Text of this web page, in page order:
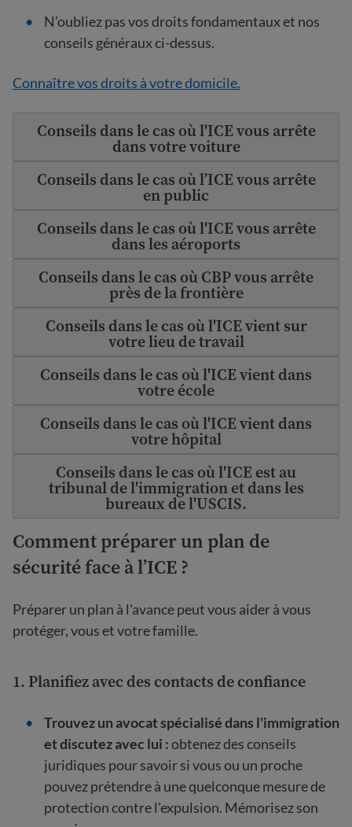
N’oubliez pas vos droits fondamentaux et nos
conseils généraux ci-dessus.
Connaître vos droits à votre domicile.
Conseils dans le cas où l'ICE vous arrête
dans votre voiture
Conseils dans le cas où l’ICE vous arrête
en public
Conseils dans le cas où l'ICE vous arrête
dans les aéroports
Conseils dans le cas où CBP vous arrête
près de la frontière
Conseils dans le cas où l'ICE vient sur
votre lieu de travail
Conseils dans le cas où l'ICE vient dans
votre école
Conseils dans le cas où l'ICE vient dans
votre hôpital
Conseils dans le cas où l'ICE est au
tribunal de l'immigration et dans les
bureaux de l'USCIS.
Comment préparer un plan de
sécurité face à l’ICE ?
Préparer un plan à l'avance peut vous aider à vous
protéger, vous et votre famille.
1. Planifiez avec des contacts de confiance
Trouvez un avocat spécialisé dans l'immigration
et discutez avec lui :obtenez des conseils
juridiques pour savoir si vous ou un proche
pouvez prétendre à une quelconque mesure de
protection contre l'expulsion. Mémorisez son